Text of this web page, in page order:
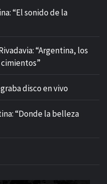
“El sonido de la
“Argentina, los
disco en vivo
“Donde la belleza